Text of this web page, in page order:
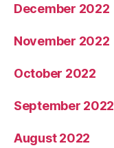
December 2022
November 2022
October 2022
September 2022
August 2022